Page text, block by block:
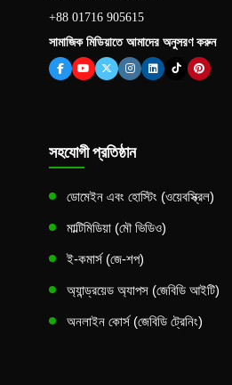
+88 01716 905615
সামাজিক মিডিয়াতে আমাদের অনুসরণ করুন
সহযোগী প্রতিষ্ঠান
ডোমেইন এবং হোস্টিং (ওয়েবস্ক্রিল)
মাল্টিমিডিয়া (মৌ ভিডিও)
ই-কমার্স (জে-শপ)
অ্যান্ড্রয়েড অ্যাপস (জেবিডি আইটি)
অনলাইন কোর্স (জেবিডি ট্রেনিং)